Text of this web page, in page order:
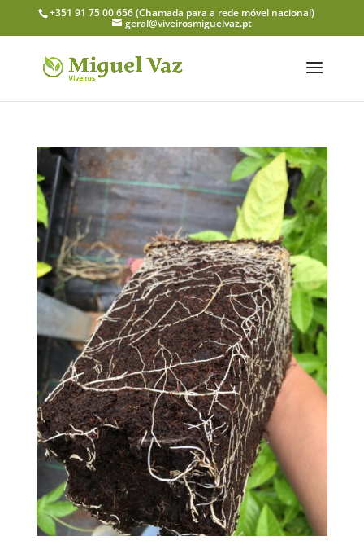
+351 91 75 00 656(Chamada para a rede móvel nacional)
geral@viveirosmiguelvaz.pt